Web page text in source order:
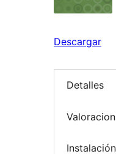
Descargar
Detalles
Instalación